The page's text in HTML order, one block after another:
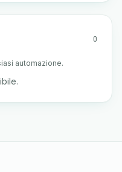
0
automazione.